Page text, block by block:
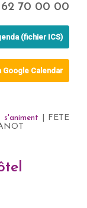
70 00 00
(fichier ICS)
Google Calendar
s'animent | FETE